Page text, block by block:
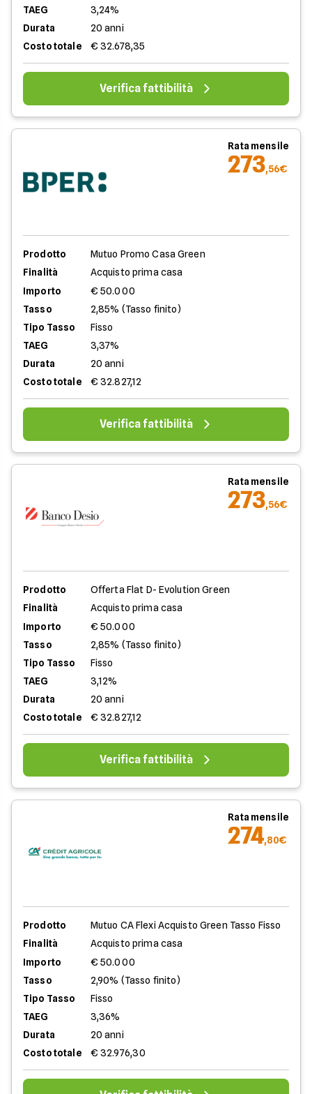
TAEG
3,24%
Durata
20 anni
Costo totale
€ 32.678,35
Verifica fattibilità
Rata mensile
273,56€
Prodotto
Mutuo Promo Casa Green
Finalità
Acquisto prima casa
Importo
€ 50.000
Tasso
2,85% (Tasso finito)
Tipo Tasso
Fisso
TAEG
3,37%
Durata
20 anni
Costo totale
€ 32.827,12
Verifica fattibilità
Rata mensile
273,56€
Prodotto
Offerta Flat D- Evolution Green
Finalità
Acquisto prima casa
Importo
€ 50.000
Tasso
2,85% (Tasso finito)
Tipo Tasso
Fisso
TAEG
3,12%
Durata
20 anni
Costo totale
€ 32.827,12
Verifica fattibilità
Rata mensile
274,80€
Prodotto
Mutuo CA Flexi Acquisto Green Tasso Fisso
Finalità
Acquisto prima casa
Importo
€ 50.000
Tasso
2,90% (Tasso finito)
Tipo Tasso
Fisso
TAEG
3,36%
Durata
20 anni
Costo totale
€ 32.976,30